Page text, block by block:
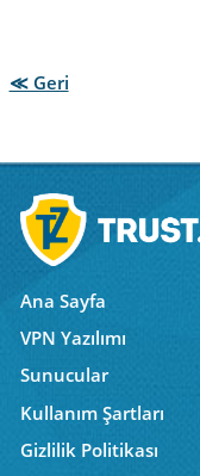
≪ Geri
Ana Sayfa
VPN Yazılımı
Sunucular
Kullanım Şartları
Gizlilik Politikası